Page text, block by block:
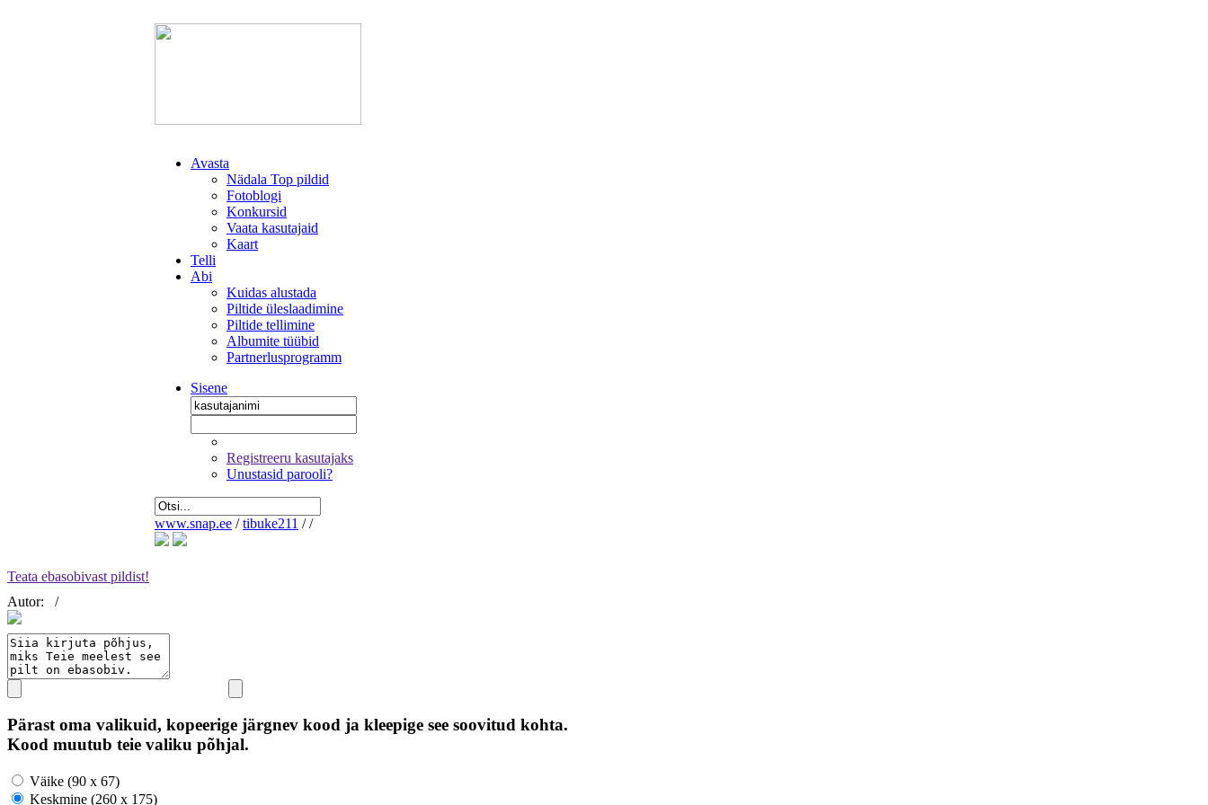
Avasta
Nädala Top pildid
Fotoblogi
Konkursid
Vaata kasutajaid
Kaart
Telli
Abi
Kuidas alustada
Piltide üleslaadimine
Piltide tellimine
Albumite tüübid
Partnerlusprogramm
Sisene
Registreeru kasutajaks
Unustasid parooli?
www.snap.ee / tibuke211 / /
Teata ebasobivast pildist!
Autor:
/
Pärast oma valikuid, kopeerige järgnev kood ja kleepige see soovitud kohta.
Kood muutub teie valiku põhjal.
Väike (90 x 67)
Keskmine (260 x 175)